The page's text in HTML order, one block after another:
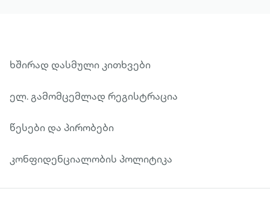
ხშირად დასმული კითხვები
ელ. გამომცემლად რეგისტრაცია
წესები და პირობები
კონფიდენციალობის პოლიტიკა